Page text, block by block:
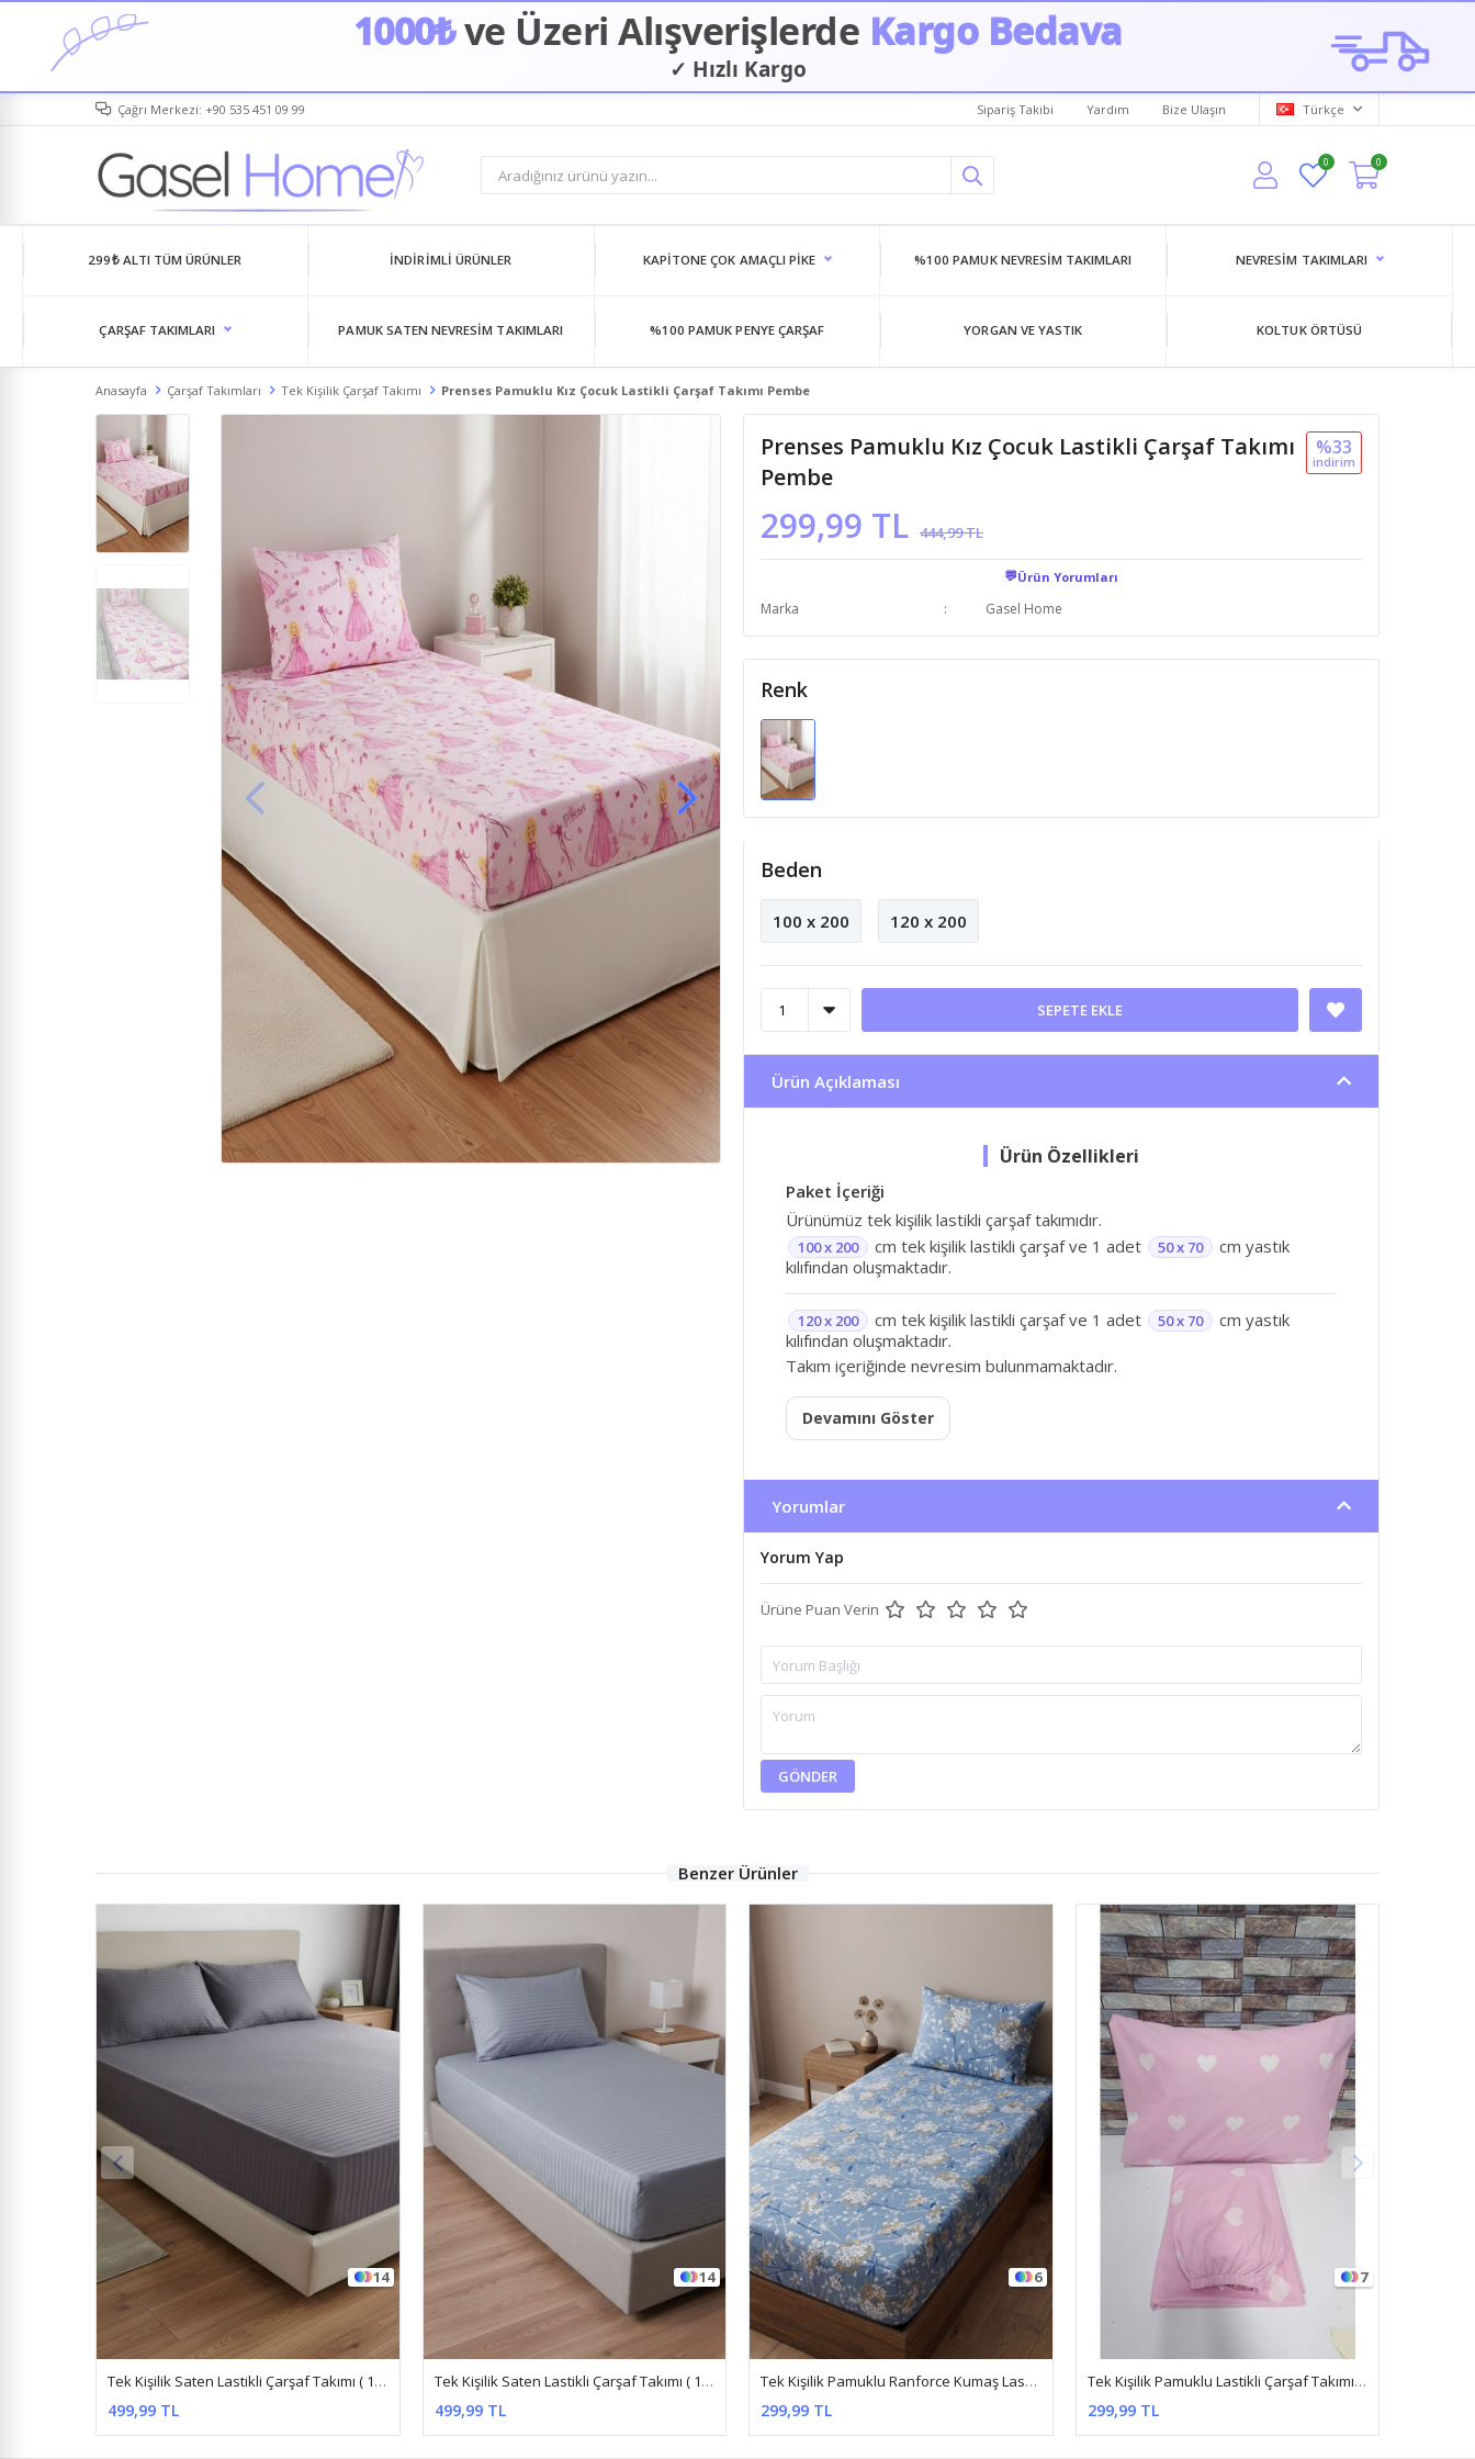
1000₺ve Üzeri Alışverişlerde Kargo Bedava
✓ Hızlı Kargo
Çağrı Merkezi: +90 535 451 09 99 Sipariş Takibi Yardım Bize Ulaşın Türkçe
0 0
299₺ ALTI TÜM ÜRÜNLER İNDIRIMLI ÜRÜNLER KAPITONE ÇOK AMAÇLI PIKE %100 PAMUK NEVRESIM TAKIMLARI NEVRESIM TAKIMLARI
ÇARŞAF TAKIMLARI PAMUK SATEN NEVRESIM TAKIMLARI %100 PAMUK PENYE ÇARŞAF YORGAN VE YASTIK KOLTUK ÖRTÜSÜ
Anasayfa Çarşaf Takımları Tek Kişilik Çarşaf Takımı Prenses Pamuklu Kız Çocuk Lastikli Çarşaf Takımı Pembe
Prenses Pamuklu Kız Çocuk Lastikli Çarşaf Takımı
Pembe
299,99 TL 444,99 TL
%33
i̇ndi̇ri̇m
💬Ürün Yorumları
Marka Gasel Home
Renk
Beden
100 x 200 120 x 200
SEPETE EKLE
Ürün Açıklaması
Paket İçeriği
Ürünümüz tek kişilik lastikli çarşaf takımıdır.
100 x 200 cm tek kişilik lastikli çarşaf ve 1 adet 50 x 70
cm yastık
kılıfından oluşmaktadır.
120 x 200 cm tek kişilik lastikli çarşaf ve 1 adet 50 x 70
cm yastık
kılıfından oluşmaktadır.
Takım içeriğinde nevresim bulunmamaktadır.
Devamını Göster
Yorumlar
Yorum Yap
Ürüne Puan Verin
GÖNDER
Benzer Ürünler
14
Tek Kişilik Saten Lastikli Çarşaf Takımı ( 100X200 & 120X200 ) Gri
499,99 TL
6
Tek Kişilik Pamuklu Ranforce Kumaş Lastikli Çarşaf Takımı Papatya Mavi
299,99 TL
7
Tek Kişilik Pamuklu Lastikli Çarşaf Takımı 100X200 & 120X200 Pembe Kalp
299,99 TL
14
Tek Kişilik Saten Lastikli Çarşaf Takımı ( 100X200 & 120X200 ) Kırmızı
499,99 TL